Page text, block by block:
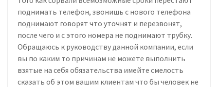
поднимать телефон, звонишь с нового телефона
поднимают говорят что уточнят и перезвонят,
после чего и с этого номера не поднимают трубку.
Обращаюсь к руководству данной компании, если
вы по каким то причинам не можете выполнить
взятые на себя обязательства имейте смелость
сказать об этом вашим клиентам что бы человек не